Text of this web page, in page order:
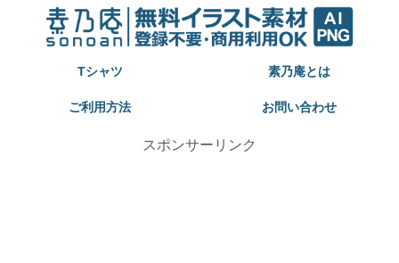
Tシャツ 素乃庵とは
ご利用方法 お問い合わせ
スポンサーリンク